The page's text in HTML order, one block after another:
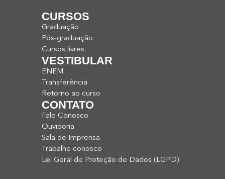
CURSOS
Graduação
Pós-graduação
Cursos livres
VESTIBULAR
ENEM
Transferência
Retorno ao curso
CONTATO
Fale Conosco
Ouvidoria
Sala de Imprensa
Trabalhe conosco
Lei Geral de Proteção de Dados (LGPD)